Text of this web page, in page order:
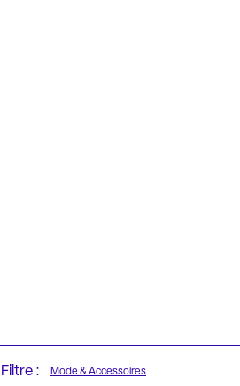
Filtre : Mode & Accessoires